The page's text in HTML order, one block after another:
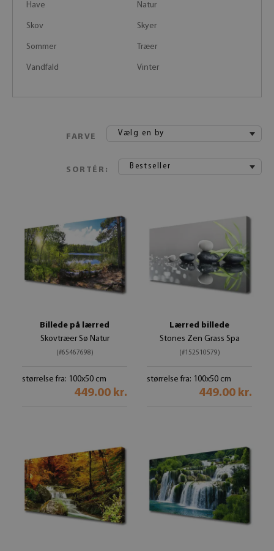
Have Natur
Skov Skyer
Sommer Træer
Vandfald Vinter
FARVE Vælg en by
SORTÉR: Bestseller
Billede på lærred
Skovtræer Sø Natur
(#65467698)
størrelse fra: 100x50 cm
449.00 kr.
Lærred billede
Stones Zen Grass Spa
(#152510579)
størrelse fra: 100x50 cm
449.00 kr.